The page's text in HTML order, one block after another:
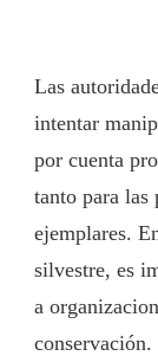
Las
intentar
por cuenta
tanto para las
ejemplares.
silvestre, es
a
conservación.